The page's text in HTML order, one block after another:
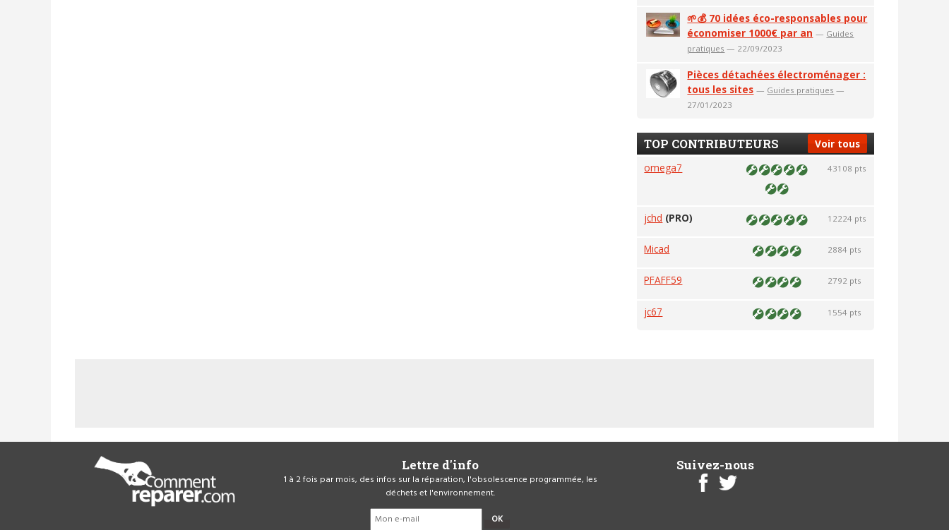
🌱💰 70 idées éco-responsables pour
économiser 1000€ par an — Guides
pratiques — 22/09/2023
Pièces détachées électroménager :
tous les sites — Guides pratiques —
27/01/2023
Voir tous
TOP CONTRIBUTEURS
omega7 43108 pts
jchd (PRO) 12224 pts
Micad 2884 pts
PFAFF59 2792 pts
jc67 1554 pts
Lettre d'info
1 à 2 fois par mois, des infos sur la réparation, l'obsolescence programmée, les
déchets et l'environnement.
OK
Suivez-nous